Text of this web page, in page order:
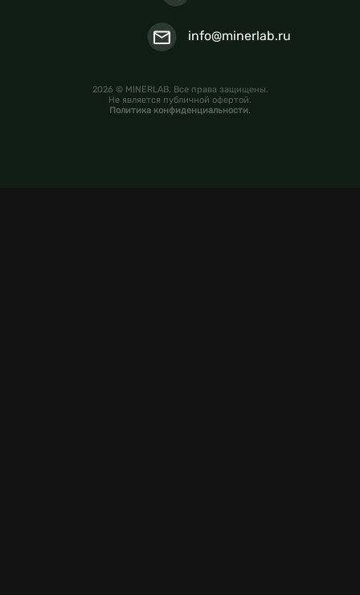
info@minerlab.ru
2026 © MINERLAB. Все права защищены.
Не является публичной офертой.
Политика конфиденциальности.